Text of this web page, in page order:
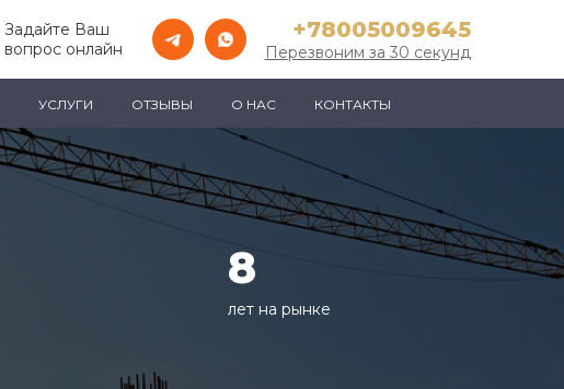
Задайте Ваш
вопрос онлайн
+78005009645
Перезвоним за 30 секунд
УСЛУГИ ОТЗЫВЫ О НАС КОНТАКТЫ
8
лет на рынке